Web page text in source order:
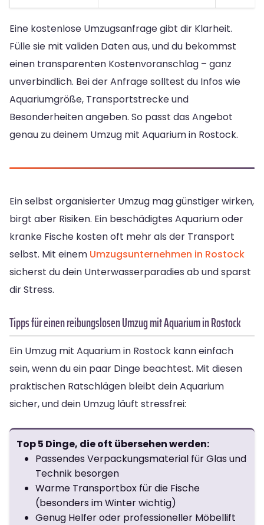
Eine kostenlose Umzugsanfrage gibt dir Klarheit.
Fülle sie mit validen Daten aus, und du bekommst
einen transparenten Kostenvoranschlag – ganz
unverbindlich. Bei der Anfrage solltest du Infos wie
Aquariumgröße, Transportstrecke und
Besonderheiten angeben. So passt das Angebot
genau zu deinem Umzug mit Aquarium in Rostock.
Ein selbst organisierter Umzug mag günstiger wirken,
birgt aber Risiken. Ein beschädigtes Aquarium oder
kranke Fische kosten oft mehr als der Transport
selbst. Mit einem Umzugsunternehmen in Rostock
sicherst du dein Unterwasserparadies ab und sparst
dir Stress.
Tipps für einen reibungslosen Umzug mit Aquarium in Rostock
Ein Umzug mit Aquarium in Rostock kann einfach
sein, wenn du ein paar Dinge beachtest. Mit diesen
praktischen Ratschlägen bleibt dein Aquarium
sicher, und dein Umzug läuft stressfrei:
Top 5 Dinge, die oft übersehen werden:
Passendes Verpackungsmaterial für Glas und
Technik besorgen
Warme Transportbox für die Fische
(besonders im Winter wichtig)
Genug Helfer oder professioneller Möbellift